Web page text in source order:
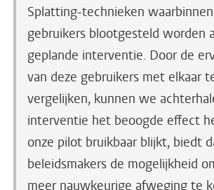
Splatting-technieken
gebruikers blootgesteld worden
geplande interventie. Door de
van deze gebruikers met elkaar
vergelijken, kunnen we
interventie het beoogde effect
onze pilot bruikbaar blijkt, biedt
beleidsmakers de mogelijkheid
meer nauwkeurige afweging te